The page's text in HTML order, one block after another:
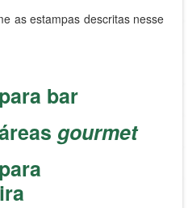
as estampas descritas nesse
bar
gourmet